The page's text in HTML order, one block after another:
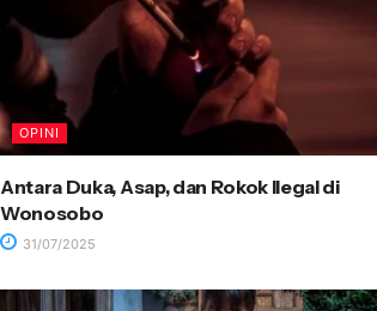
OPINI
Antara Duka, Asap, dan Rokok Ilegal di
Wonosobo
31/07/2025